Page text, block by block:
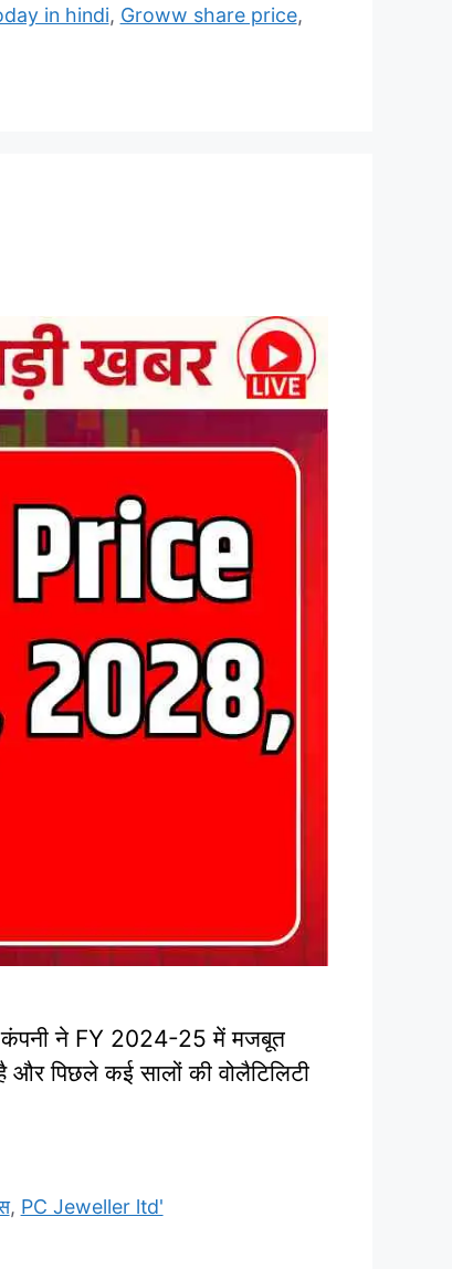
in hindi, Groww share price,
कंपनी ने FY 2024-25 में मजबूत
और पिछले कई सालों की वोलैटिलिटी
, PC Jeweller ltd'